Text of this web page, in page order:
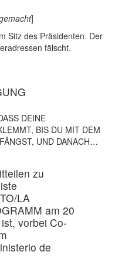
]
Sitz des Präsidenten. Der
fälscht.
DEINE
BIS DU MIT DEM
UND DANACH…
zu
LA
am 20
vorbei Co-
de